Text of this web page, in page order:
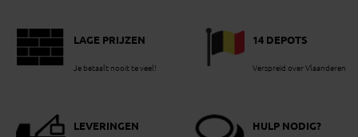
LAGE PRIJZEN
Je betaalt nooit te veel!
14 DEPOTS
Verspreid over Vlaanderen
LEVERINGEN HULP NODIG?